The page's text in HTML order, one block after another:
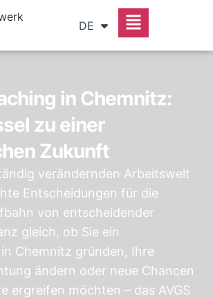
DE
SR
in Chemnitz:
zu einer
Zukunft
verändernden Arbeitswelt
Entscheidungen für die
von entscheidender
gleich, ob Sie ein
Chemnitz gründen, Ihre
ändern oder neue Chancen
ergreifen möchten – das AVGS